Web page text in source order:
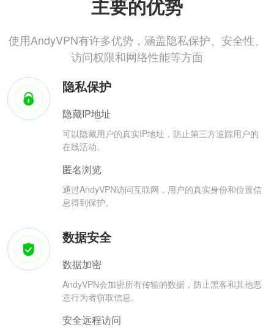
主要的优势
使用AndyVPN有许多优势，涵盖隐私保护、安全性、
访问权限和网络性能等方面
隐私保护
隐藏IP地址
可以隐藏用户的真实IP地址，防止第三方追踪用户的
在线活动。
匿名浏览
通过AndyVPN访问互联网，用户的真实身份和位置信
息得到保护。
数据安全
数据加密
AndyVPN会加密所有传输的数据，防止黑客和其他恶
意行为者窃取信息。
安全远程访问